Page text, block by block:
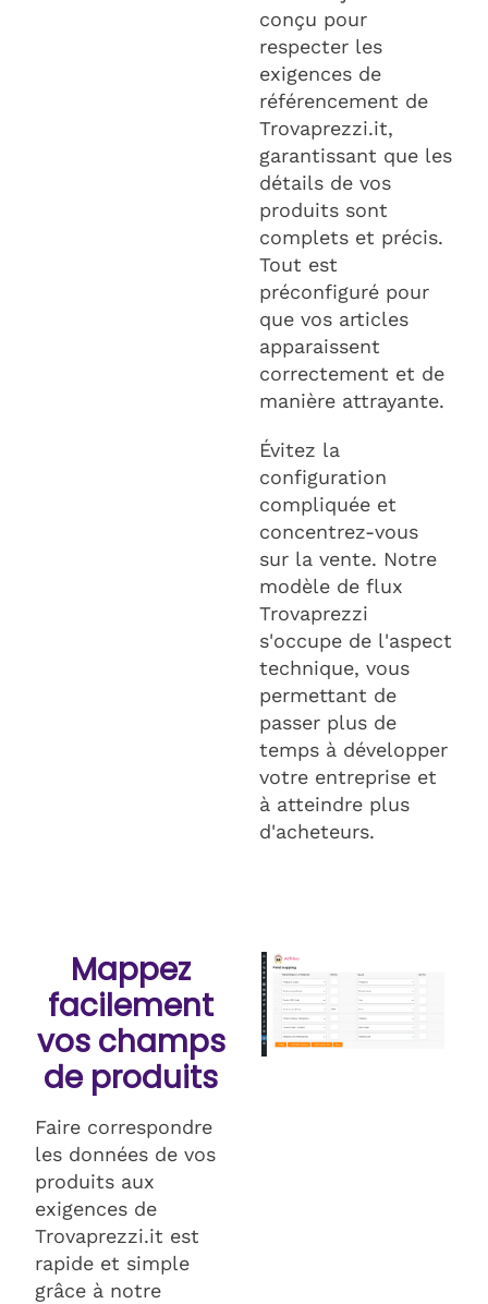
conçu pour
respecter les
exigences de
référencement de
Trovaprezzi.it,
garantissant que les
détails de vos
produits sont
complets et précis.
Tout est
préconfiguré pour
que vos articles
apparaissent
correctement et de
manière attrayante.
Évitez la
configuration
compliquée et
concentrez-vous
sur la vente. Notre
modèle de flux
Trovaprezzi
s'occupe de l'aspect
technique, vous
permettant de
passer plus de
temps à développer
votre entreprise et
à atteindre plus
d'acheteurs.
Mappez
facilement
vos champs
de produits
Faire correspondre
les données de vos
produits aux
exigences de
Trovaprezzi.it est
rapide et simple
grâce à notre